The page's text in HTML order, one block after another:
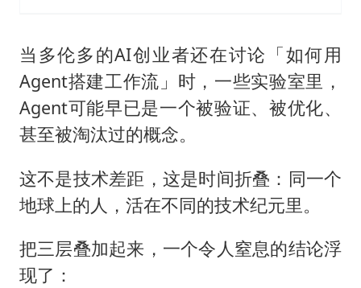
当多伦多的AI创业者还在讨论「如何用
Agent搭建工作流」时，一些实验室里，
Agent可能早已是一个被验证、被优化、
甚至被淘汰过的概念。
这不是技术差距，这是时间折叠：同一个
地球上的人，活在不同的技术纪元里。
把三层叠加起来，一个令人窒息的结论浮
现了：